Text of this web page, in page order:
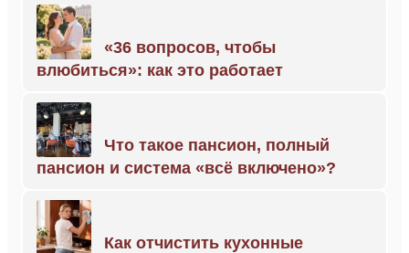
«36 вопросов, чтобы
влюбиться»: как это работает
Что такое пансион, полный
пансион и система «всё включено»?
Как отчистить кухонные